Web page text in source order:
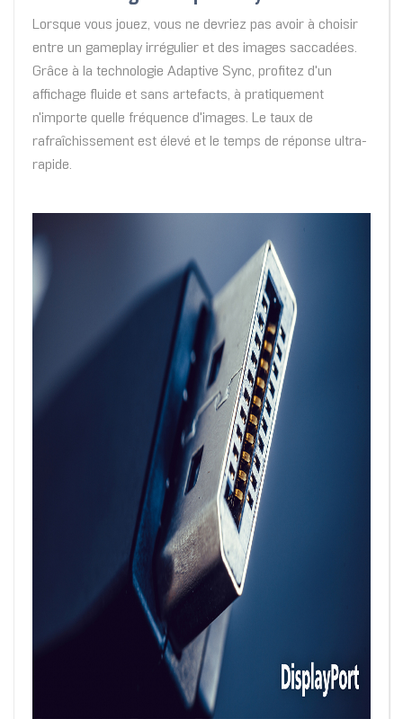
Lorsque vous jouez, vous ne devriez pas avoir à choisir
entre un gameplay irrégulier et des images saccadées.
Grâce à la technologie Adaptive Sync, profitez d'un
affichage fluide et sans artefacts, à pratiquement
n'importe quelle fréquence d'images. Le taux de
rafraîchissement est élevé et le temps de réponse ultra-
rapide.